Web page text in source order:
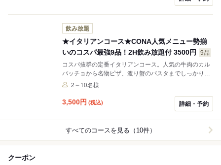
飲み放題
★イタリアンコース★CONA人気メニュー勢揃
いのコスパ最強9品！2H飲み放題付 3500円
9品
コスパ抜群の定番イタリアンコース。人気の牛肉のカル
パッチョから名物ピザ、渡り蟹のパスタまでしっかり楽
しめる満足の内容です。ピザは30種類からお好きなピザ
スタまで充実。
2～10名様
3,500円 (税込) 詳細・予約
すべてのコースを見る（10件）
クーポン